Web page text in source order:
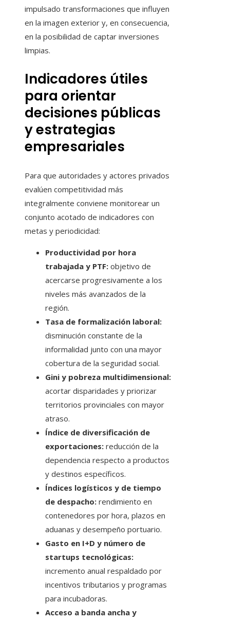
impulsado transformaciones que influyen
en la imagen exterior y, en consecuencia,
en la posibilidad de captar inversiones
limpias.
Indicadores útiles
para orientar
decisiones públicas
y estrategias
empresariales
Para que autoridades y actores privados
evalúen competitividad más
integralmente conviene monitorear un
conjunto acotado de indicadores con
metas y periodicidad:
Productividad por hora
trabajada y PTF: objetivo de
acercarse progresivamente a los
niveles más avanzados de la
región.
Tasa de formalización laboral:
disminución constante de la
informalidad junto con una mayor
cobertura de la seguridad social.
Gini y pobreza multidimensional:
acortar disparidades y priorizar
territorios provinciales con mayor
atraso.
Índice de diversificación de
exportaciones: reducción de la
dependencia respecto a productos
y destinos específicos.
Índices logísticos y de tiempo
de despacho: rendimiento en
contenedores por hora, plazos en
aduanas y desempeño portuario.
Gasto en I+D y número de
startups tecnológicas:
incremento anual respaldado por
incentivos tributarios y programas
para incubadoras.
Acceso a banda ancha y